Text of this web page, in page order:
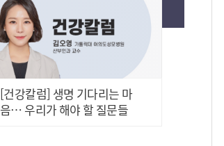
[건강칼럼] 생명 기다리는 마
음… 우리가 해야 할 질문들